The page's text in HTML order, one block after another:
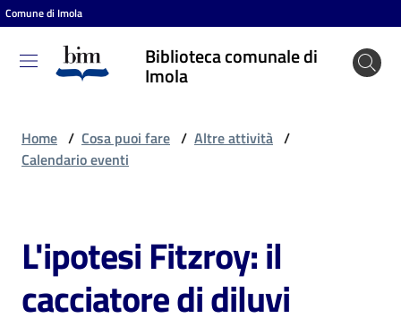
Vai al contenuto
Vai alla navigazione
Vai al footer
Comune di Imola
Biblioteca comunale di
Imola
Biblioteca
comunale
Cosa
puoi
fare
Home / Cosa puoi fare / Altre attività /
Calendario eventi
Salta al contenuto
L'ipotesi Fitzroy: il
cacciatore di diluvi